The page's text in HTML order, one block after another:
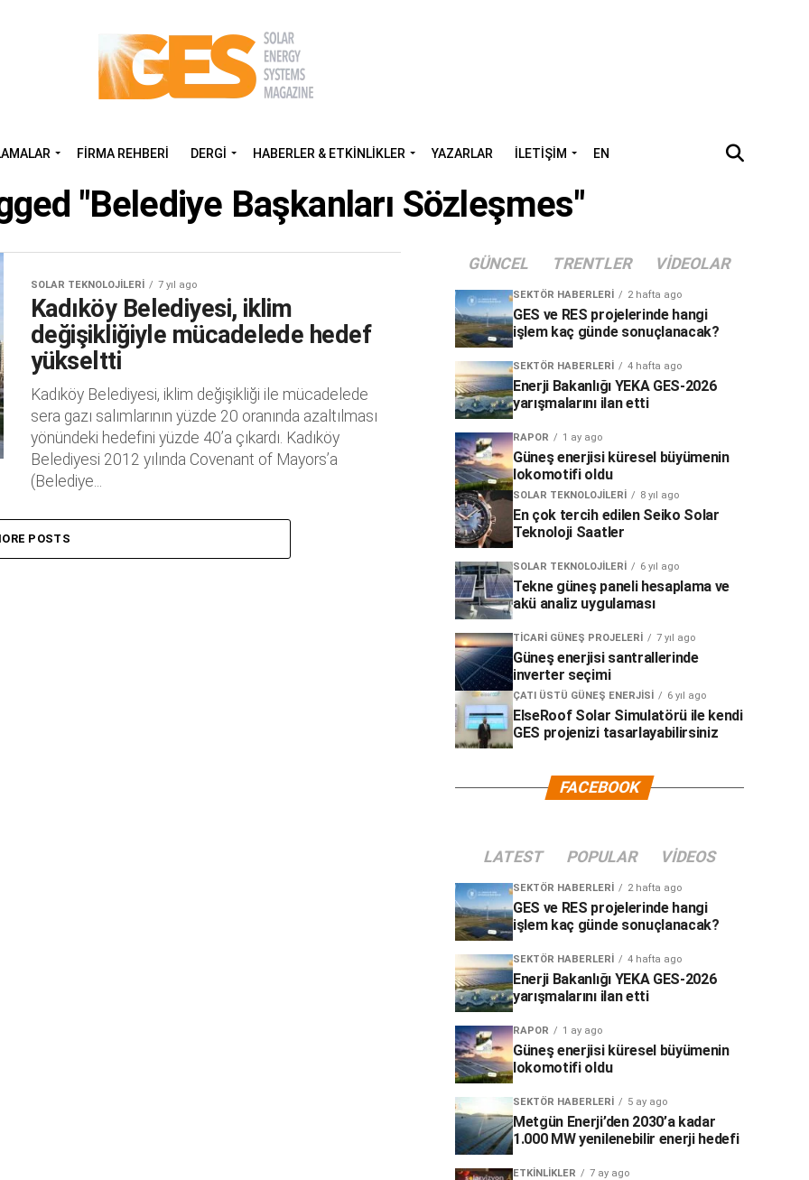
FIRMA REHBERI DERGI HABERLER & ETKINLIKLER YAZARLAR İLETIŞIM EN
"Belediye Başkanları Sözleşmes"
SOLAR TEKNOLOJILERI 7 yıl ago
Kadıköy Belediyesi, iklim
değişikliğiyle mücadelede hedef
yükseltti
Kadıköy Belediyesi, iklim değişikliği ile mücadelede
sera gazı salımlarının yüzde 20 oranında azaltılması
yönündeki hedefini yüzde 40’a çıkardı. Kadıköy
Belediyesi 2012 yılında Covenant of Mayors’a
(Belediye...
POSTS
GÜNCEL TRENTLER VIDEOLAR
SEKTÖR HABERLERI 2 hafta ago
GES ve RES projelerinde hangi
işlem kaç günde sonuçlanacak?
SEKTÖR HABERLERI 4 hafta ago
Enerji Bakanlığı YEKA GES-2026
yarışmalarını ilan etti
RAPOR 1 ay ago
Güneş enerjisi küresel büyümenin
lokomotifi oldu
SOLAR TEKNOLOJILERI 8 yıl ago
En çok tercih edilen Seiko Solar
Teknoloji Saatler
SOLAR TEKNOLOJILERI 6 yıl ago
Tekne güneş paneli hesaplama ve
akü analiz uygulaması
TICARI GÜNEŞ PROJELERI 7 yıl ago
Güneş enerjisi santrallerinde
inverter seçimi
ÇATI ÜSTÜ GÜNEŞ ENERJISI 6 yıl ago
ElseRoof Solar Simulatörü ile kendi
GES projenizi tasarlayabilirsiniz
FACEBOOK
LATEST POPULAR VIDEOS
SEKTÖR HABERLERI 2 hafta ago
GES ve RES projelerinde hangi
işlem kaç günde sonuçlanacak?
SEKTÖR HABERLERI 4 hafta ago
Enerji Bakanlığı YEKA GES-2026
yarışmalarını ilan etti
RAPOR 1 ay ago
Güneş enerjisi küresel büyümenin
lokomotifi oldu
SEKTÖR HABERLERI 5 ay ago
Metgün Enerji’den 2030’a kadar
1.000 MW yenilenebilir enerji hedefi
ETKINLIKLER 7 ay ago